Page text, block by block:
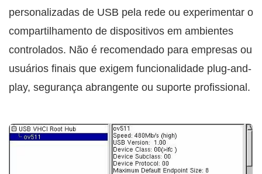
personalizadas de USB pela rede ou experimentar o
compartilhamento de dispositivos em ambientes
controlados. Não é recomendado para empresas ou
usuários finais que exigem funcionalidade plug-and-
play, segurança abrangente ou suporte profissional.